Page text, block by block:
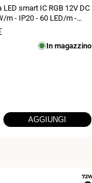
LED smart IC RGB 12V DC
m - IP20 - 60 LED/m -
10mm - 5 metri
In magazzino
AGGIUNGI